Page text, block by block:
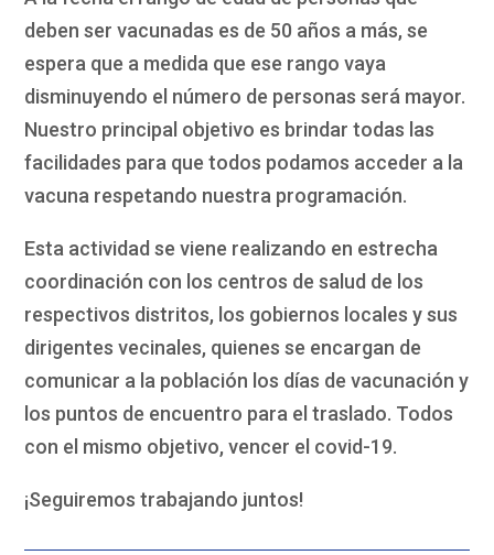
deben ser vacunadas es de 50 años a más, se
espera que a medida que ese rango vaya
disminuyendo el número de personas será mayor.
Nuestro principal objetivo es brindar todas las
facilidades para que todos podamos acceder a la
vacuna respetando nuestra programación.
Esta actividad se viene realizando en estrecha
coordinación con los centros de salud de los
respectivos distritos, los gobiernos locales y sus
dirigentes vecinales, quienes se encargan de
comunicar a la población los días de vacunación y
los puntos de encuentro para el traslado. Todos
con el mismo objetivo, vencer el covid-19.
¡Seguiremos trabajando juntos!